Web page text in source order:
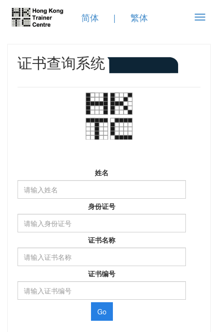
简体 | 繁体
证书查询系统
姓名
身份证号
证书名称
证书编号